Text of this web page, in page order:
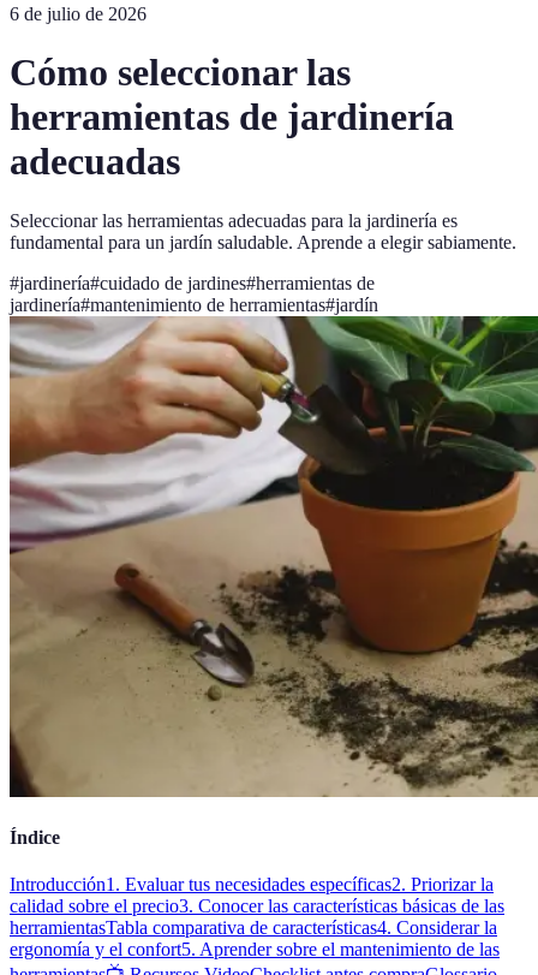
6 de julio de 2026
Cómo seleccionar las
herramientas de jardinería
adecuadas
Seleccionar las herramientas adecuadas para la jardinería es
fundamental para un jardín saludable. Aprende a elegir sabiamente.
#jardinería#cuidado de jardines#herramientas de
jardinería#mantenimiento de herramientas#jardín
Índice
Introducción1. Evaluar tus necesidades específicas2. Priorizar la
calidad sobre el precio3. Conocer las características básicas de las
herramientasTabla comparativa de características4. Considerar la
ergonomía y el confort5. Aprender sobre el mantenimiento de las